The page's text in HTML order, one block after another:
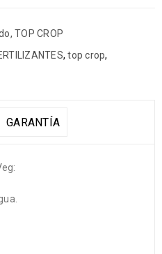
, TOP CROP
,top crop,
GARANTÍA